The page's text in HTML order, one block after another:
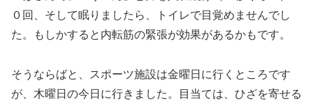
０回、そして眠りましたら、トイレで目覚めませんでし
た。もしかすると内転筋の緊張が効果があるかもです。
そうならばと、スポーツ施設は金曜日に行くところです
が、木曜日の今日に行きました。目当ては、ひざを寄せる